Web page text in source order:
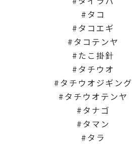
タコ
タコエギ
タコテンヤ
たこ掛針
タチウオ
タチウオジギング
タチウオテンヤ
タナゴ
タマン
タラ